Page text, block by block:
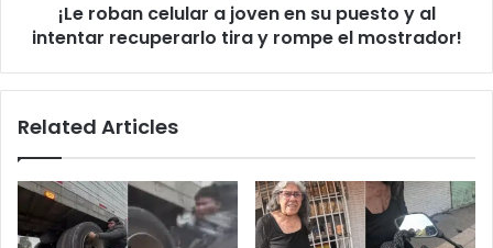
intentar
rompe
¡Le roban celular a joven en su puesto y al
intentar recuperarlo tira y rompe el mostrador!
Related Articles